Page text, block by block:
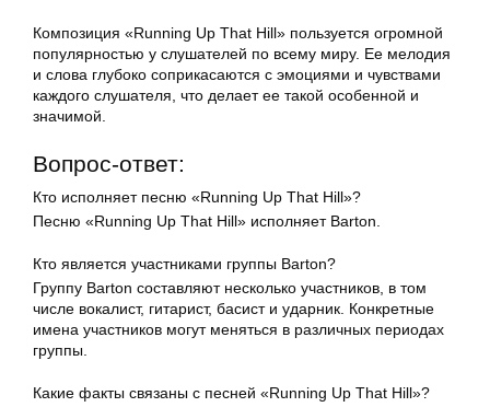
Композиция «Running Up That Hill» пользуется огромной
популярностью у слушателей по всему миру. Ее мелодия
и слова глубоко соприкасаются с эмоциями и чувствами
каждого слушателя, что делает ее такой особенной и
значимой.
Вопрос-ответ:
Кто исполняет песню «Running Up That Hill»?
Песню «Running Up That Hill» исполняет Barton.
Кто является участниками группы Barton?
Группу Barton составляют несколько участников, в том
числе вокалист, гитарист, басист и ударник. Конкретные
имена участников могут меняться в различных периодах
группы.
Какие факты связаны с песней «Running Up That Hill»?